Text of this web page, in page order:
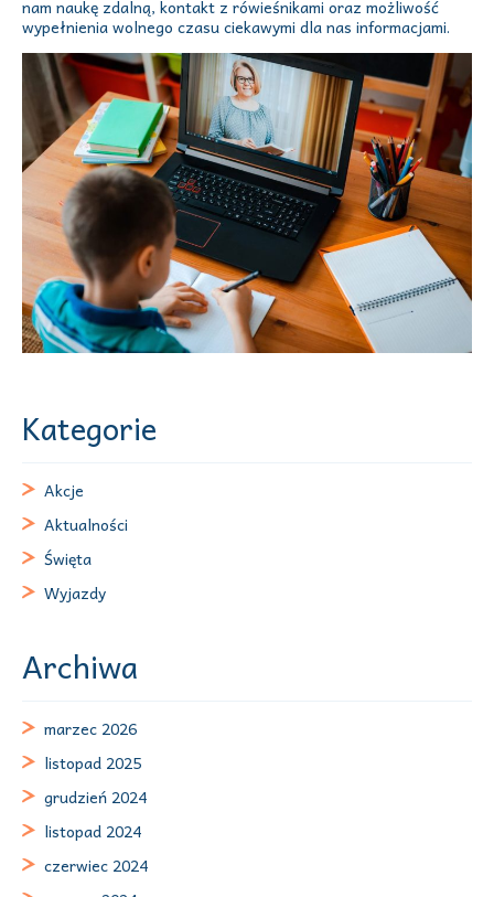
nam naukę zdalną, kontakt z rówieśnikami oraz możliwość
wypełnienia wolnego czasu ciekawymi dla nas informacjami.
Kategorie
Akcje
Aktualności
Święta
Wyjazdy
Archiwa
marzec 2026
listopad 2025
grudzień 2024
listopad 2024
czerwiec 2024